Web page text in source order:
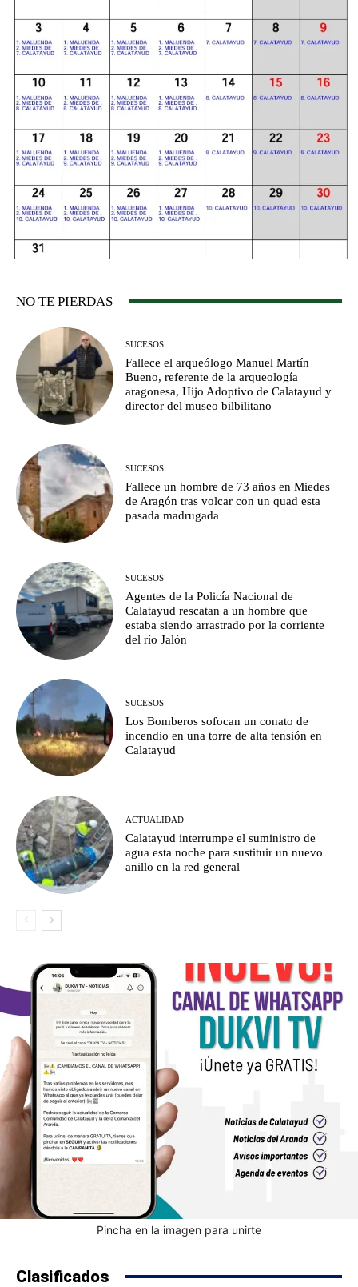
NO TE PIERDAS
SUCESOS
Fallece el arqueólogo Manuel Martín
Bueno, referente de la arqueología
aragonesa, Hijo Adoptivo de Calatayud y
director del museo bilbilitano
SUCESOS
Fallece un hombre de 73 años en Miedes
de Aragón tras volcar con un quad esta
pasada madrugada
SUCESOS
Agentes de la Policía Nacional de
Calatayud rescatan a un hombre que
estaba siendo arrastrado por la corriente
del río Jalón
SUCESOS
Los Bomberos sofocan un conato de
incendio en una torre de alta tensión en
Calatayud
ACTUALIDAD
Calatayud interrumpe el suministro de
agua esta noche para sustituir un nuevo
anillo en la red general
Pincha en la imagen para unirte
Clasificados